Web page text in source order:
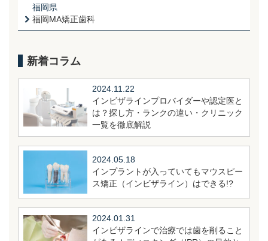
福岡県
福岡MA矯正歯科
新着コラム
2024.11.22
インビザラインプロバイダーや認定医と
は？探し方・ランクの違い・クリニック
一覧を徹底解説
2024.05.18
インプラントが入っていてもマウスピー
ス矯正（インビザライン）はできる!?
2024.01.31
インビザラインで治療では歯を削ること